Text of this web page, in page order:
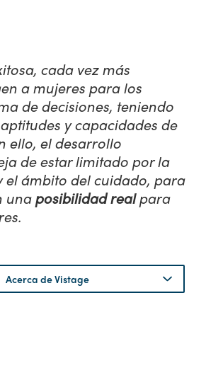
cada vez más
a mujeres para los
de decisiones, teniendo
y capacidades de
ello, el desarrollo
de estar limitado por la
el ámbito del cuidado, para
unaposibilidad realpara
Acerca de Vistage